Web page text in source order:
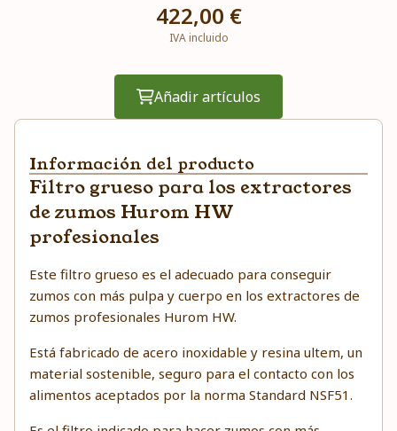
422,00 €
IVA incluido
Añadir artículos
Información del producto
Filtro grueso para los extractores
de zumos Hurom HW
profesionales
Este filtro grueso es el adecuado para conseguir
zumos con más pulpa y cuerpo en los extractores de
zumos profesionales Hurom HW.
Está fabricado de acero inoxidable y resina ultem, un
material sostenible, seguro para el contacto con los
alimentos aceptados por la norma Standard NSF51.